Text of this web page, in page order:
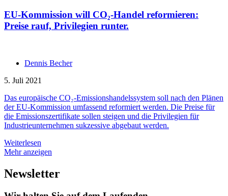
EU-Kommission will CO₂-Handel reformieren:
Preise rauf, Privilegien runter.
Dennis Becher
5. Juli 2021
Das europäische CO₂-Emissionshandelssystem soll nach den Plänen
der EU-Kommission umfassend reformiert werden. Die Preise für
die Emissionszertifikate sollen steigen und die Privilegien für
Industrieunternehmen sukzessive abgebaut werden.
Weiterlesen
Mehr anzeigen
Newsletter